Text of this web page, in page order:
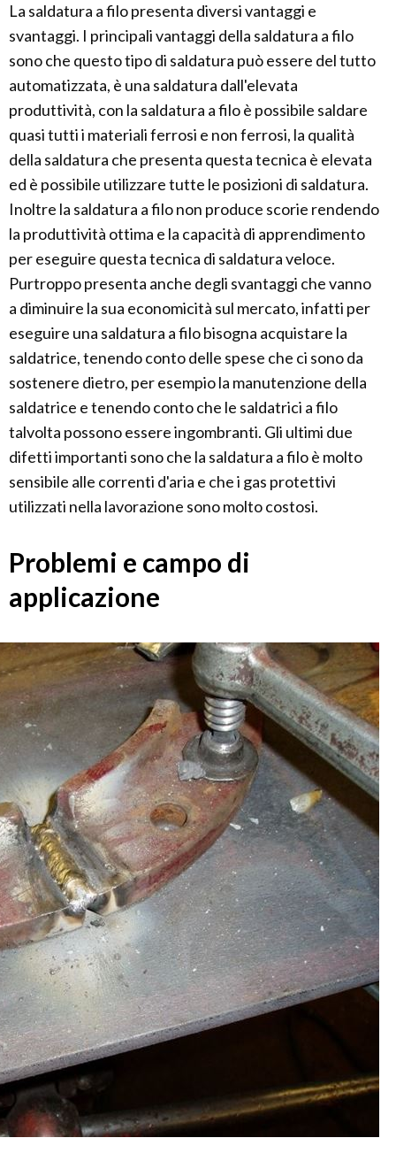
La saldatura a filo presenta diversi vantaggi e
svantaggi. I principali vantaggi della saldatura a filo
sono che questo tipo di saldatura può essere del tutto
automatizzata, è una saldatura dall'elevata
produttività, con la saldatura a filo è possibile saldare
quasi tutti i materiali ferrosi e non ferrosi, la qualità
della saldatura che presenta questa tecnica è elevata
ed è possibile utilizzare tutte le posizioni di saldatura.
Inoltre la saldatura a filo non produce scorie rendendo
la produttività ottima e la capacità di apprendimento
per eseguire questa tecnica di saldatura veloce.
Purtroppo presenta anche degli svantaggi che vanno
a diminuire la sua economicità sul mercato, infatti per
eseguire una saldatura a filo bisogna acquistare la
saldatrice, tenendo conto delle spese che ci sono da
sostenere dietro, per esempio la manutenzione della
saldatrice e tenendo conto che le saldatrici a filo
talvolta possono essere ingombranti. Gli ultimi due
difetti importanti sono che la saldatura a filo è molto
sensibile alle correnti d'aria e che i gas protettivi
utilizzati nella lavorazione sono molto costosi.
Problemi e campo di
applicazione